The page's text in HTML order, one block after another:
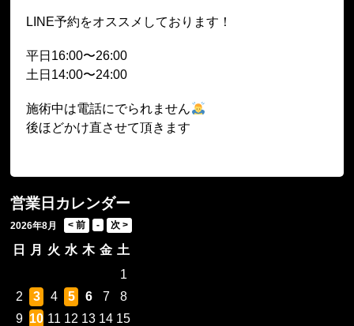
LINE予約をオススメしております！
平日16:00〜26:00
土日14:00〜24:00
施術中は電話にでられません
後ほどかけ直させて頂きます
営業日カレンダー
2026年8月
日 月 火 水 木 金 土
1
2
3 4 5 6 7
8
9 10 11 12 13 14 15